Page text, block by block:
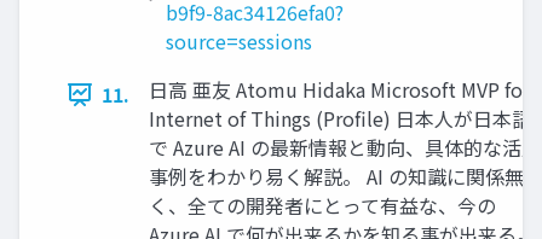
b9f9-8ac34126efa0?
source=sessions
11.
日高 亜友 Atomu Hidaka Microsoft MVP for
Internet of Things (Profile) 日本人が日本語
で Azure AI の最新情報と動向、具体的な活用
事例をわかり易く解説。 AI の知識に関係無
く、全ての開発者にとって有益な、今の